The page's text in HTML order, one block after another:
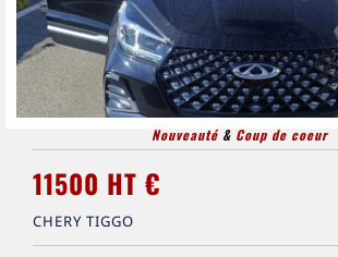
Nouveauté& Coup de coeur
11500 HT €
CHERY TIGGO